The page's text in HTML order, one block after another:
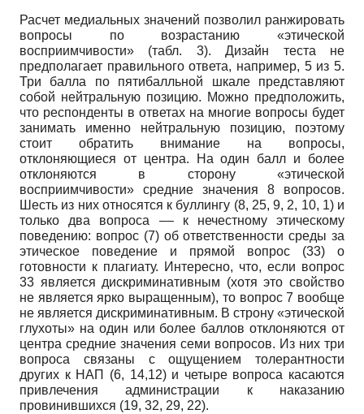
Расчет медиальных значений позволил ранжировать
вопросы по возрастанию «этической
восприимчивости» (табл. 3). Дизайн теста не
предполагает правильного ответа, например, 5 из 5.
Три балла по пятибалльной шкале представляют
собой нейтральную позицию. Можно предположить,
что респонденты в ответах на многие вопросы будет
занимать именно нейтральную позицию, поэтому
стоит обратить внимание на вопросы,
отклоняющиеся от центра. На один балл и более
отклоняются в сторону «этической
восприимчивости» средние значения 8 вопросов.
Шесть из них относятся к буллингу (8, 25, 9, 2, 10, 1) и
только два вопроса –– к нечестному этическому
поведению: вопрос (7) об ответственности среды за
этическое поведение и прямой вопрос (33) о
готовности к плагиату. Интересно, что, если вопрос
33 является дискриминативным (хотя это свойство
не является ярко выращенным), то вопрос 7 вообще
не является дискриминативным. В строну «этической
глухоты» на один или более баллов отклоняются от
центра средние значения семи вопросов. Из них три
вопроса связаны с ощущением толерантности
других к НАП (6, 14,12) и четыре вопроса касаются
привлечения администрации к наказанию
провинившихся (19, 32, 29, 22).